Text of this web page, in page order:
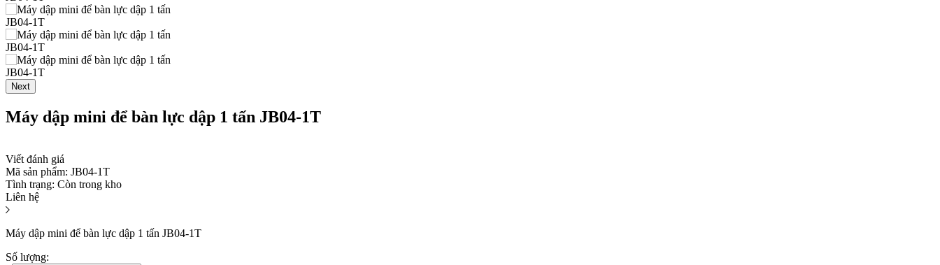
Next
Máy dập mini để bàn lực dập 1 tấn JB04-1T
Viết đánh giá
Mã sản phẩm: JB04-1T
Tình trạng: Còn trong kho
Liên hệ
Máy dập mini để bàn lực dập 1 tấn JB04-1T
Số lượng: